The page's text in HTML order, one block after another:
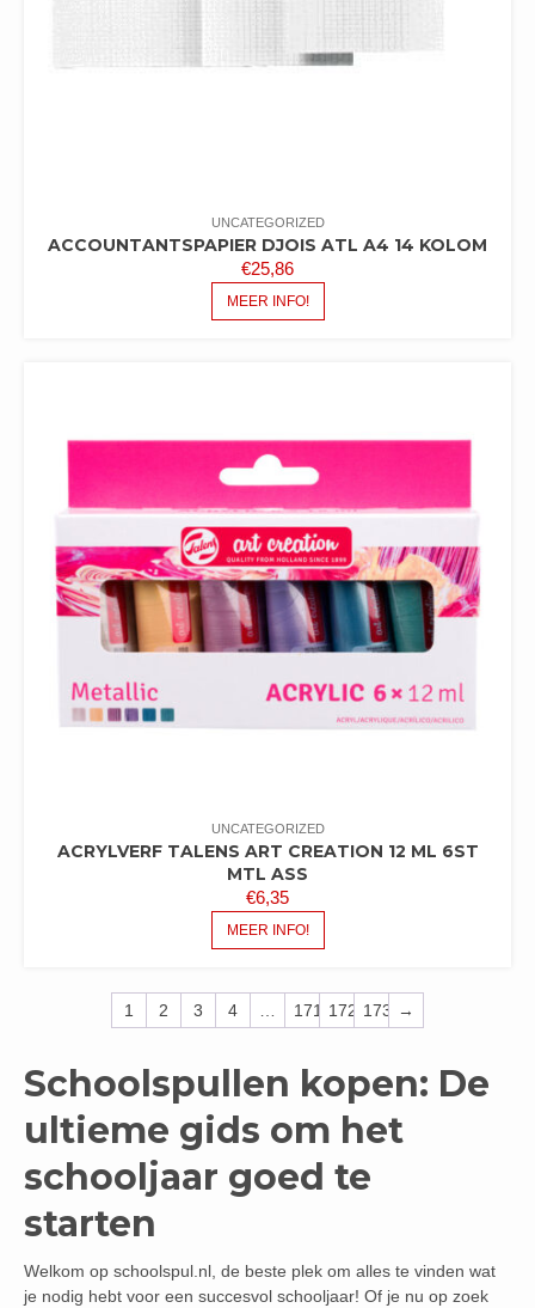
UNCATEGORIZED
ACCOUNTANTSPAPIER DJOIS ATL A4 14 KOLOM
€25,86
MEER INFO!
UNCATEGORIZED
ACRYLVERF TALENS ART CREATION 12 ML 6ST
MTL ASS
€6,35
MEER INFO!
1 2 3 4 … 171 172 173 →
Schoolspullen kopen: De
ultieme gids om het
schooljaar goed te
starten
Welkom op schoolspul.nl, de beste plek om alles te vinden wat
je nodig hebt voor een succesvol schooljaar! Of je nu op zoek